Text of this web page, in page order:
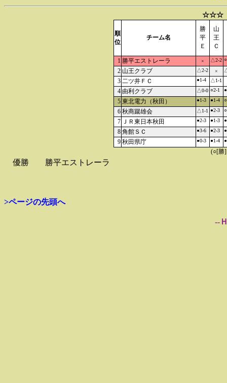
☆☆☆
順
位
チーム名
勝
平
Ｅ
山
王
Ｃ
1 勝平エストレーラ × △2-2
2 山王クラブ △2-2 ×
3 二ツ井ＦＣ ●1-4 △1-1
4 由利クラブ △0-0 ○2-1
5 東北電力（秋田） ●1-3 ●1-4
6 秋商蹴雄会 △1-1 ●2-3
7 ＪＲ東日本秋田 ●2-3 ●1-3
8 角館ＳＣ ●3-6 ●2-3
9 秋田県庁 ●0-3 ●1-4
(○[勝
優勝 勝平エストレーラ
>ページの先頭へ
--